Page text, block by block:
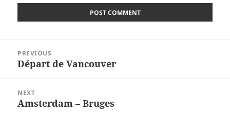
navigation
PREVIOUS
Previous
Départ de Vancouver
NEXT
Next
Amsterdam – Bruges